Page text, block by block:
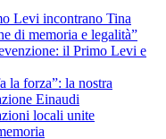
Levi incontrano Tina
di memoria e legalità”
il Primo Levi e
la forza”: la nostra
Einaudi
locali unite